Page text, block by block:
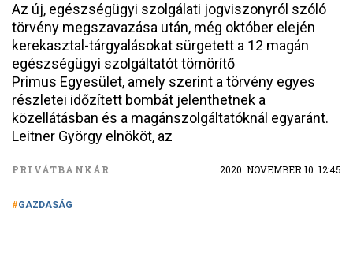
Az új, egészségügyi szolgálati jogviszonyról szóló
törvény megszavazása után, még október elején
kerekasztal-tárgyalásokat sürgetett a 12 magán
egészségügyi szolgáltatót tömörítő
Primus Egyesület, amely szerint a törvény egyes
részletei időzített bombát jelenthetnek a
közellátásban és a magánszolgáltatóknál egyaránt.
Leitner György elnököt, az
PRIVÁTBANKÁR 2020. NOVEMBER 10. 12:45
GAZDASÁG